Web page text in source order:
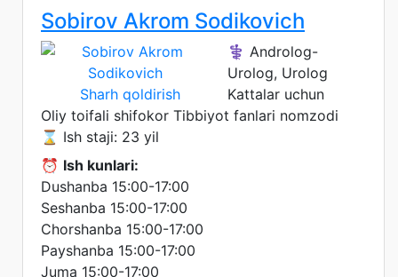
Sobirov Akrom Sodikovich
Sharh qoldirish
⚕️ Androlog-
Urolog, Urolog
Kattalar uchun
Oliy toifali shifokor Tibbiyot fanlari nomzodi
⌛ Ish staji: 23 yil
⏰ Ish kunlari:
Dushanba 15:00-17:00
Seshanba 15:00-17:00
Chorshanba 15:00-17:00
Payshanba 15:00-17:00
Juma 15:00-17:00